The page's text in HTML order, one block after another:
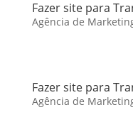
Fazer site para
Agência de
Fazer site para
Agência de